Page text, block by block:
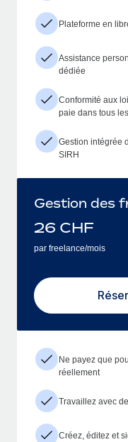
Plateforme en
Assistance
dédiée
Conformité aux
paie dans tous
Gestion intégrée
SIRH
Gestion des
26 CHF
par freelance/mois
Ne payez que
réellement
Travaillez avec
Créez, éditez et